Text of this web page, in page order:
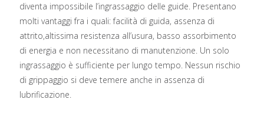
diventa impossibile l’ingrassaggio delle guide. Presentano
molti vantaggi fra i quali: facilità di guida, assenza di
attrito,altissima resistenza all’usura, basso assorbimento
di energia e non necessitano di manutenzione. Un solo
ingrassaggio è sufficiente per lungo tempo. Nessun rischio
di grippaggio si deve temere anche in assenza di
lubrificazione.